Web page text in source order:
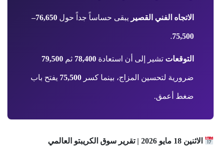
الاتجاه الفني القصير يبقى حساساً جداً حول 76,650–
75,500
.
التوقعات تشير إلى أن استعادة 78,400 ثم 79,500
ضرورية لتحسين المزاج، بينما كسر 75,500 يفتح باب
ضغط أعمق.
الاثنين 18 مايو 2026 | تقرير سوق الكريبتو العالمي